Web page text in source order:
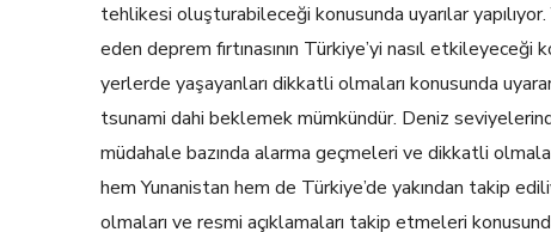
tehlikesi oluşturabileceği konusunda uyarılar
eden deprem fırtınasının Türkiye’yi nasıl
yerlerde yaşayanları dikkatli olmaları konusunda
tsunami dahi beklemek mümkündür. Deniz
müdahale bazında alarma geçmeleri ve dikkatli
hem Yunanistan hem de Türkiye’de yakından takip
olmaları ve resmi açıklamaları takip etmeleri